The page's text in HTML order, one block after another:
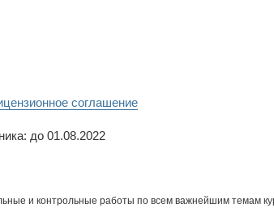
соглашение
до 01.08.2022
и контрольные работы по всем важнейшим темам